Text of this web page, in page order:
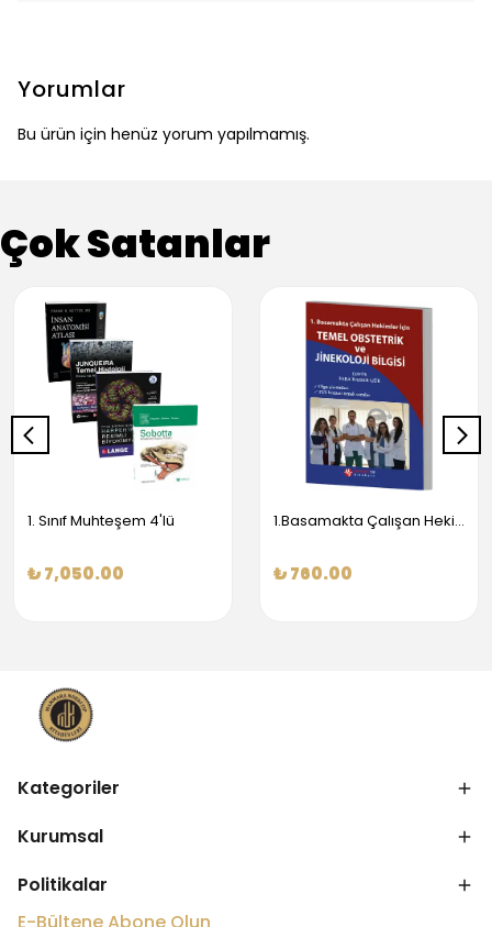
Yorumlar
Bu ürün için henüz yorum yapılmamış.
Çok Satanlar
1. Sınıf Muhteşem 4'lü
₺ 7,050.00
1.Basamakta Çalışan Hekimler İçin Temel Obstetrik Ve Jinekoloji Bilgisi
₺ 760.00
Kategoriler
Kurumsal
Politikalar